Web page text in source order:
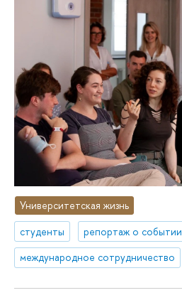
Университетская жизнь
студенты
репортаж о событии
международное сотрудничество